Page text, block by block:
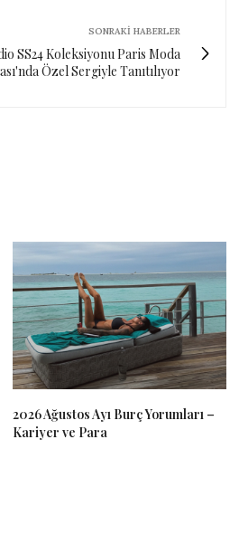
SONRAKI HABERLER
SS24 Koleksiyonu Paris Moda
Özel Sergiyle Tanıtılıyor
2026 Ağustos Ayı Burç Yorumları –
Kariyer ve Para